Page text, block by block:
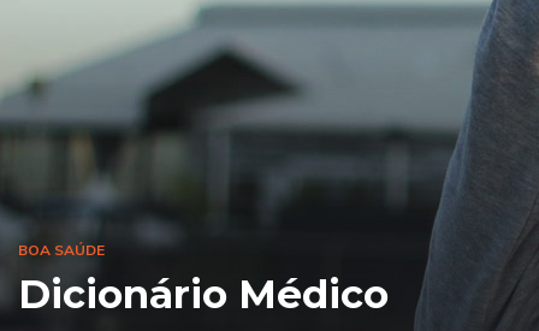
BOA SAÚDE
Dicionário Médico